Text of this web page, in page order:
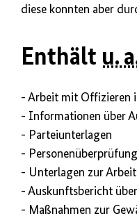
diese konnten aber
Enthält u.
- Arbeit mit Offizieren
- Informationen über
- Parteiunterlagen
-
- Unterlagen zur
- Auskunftsbericht
- Maßnahmen zur